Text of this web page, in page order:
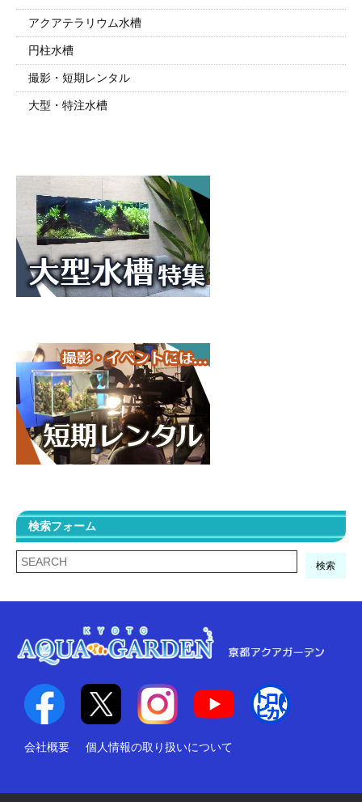
アクアテラリウム水槽
円柱水槽
撮影・短期レンタル
大型・特注水槽
検索フォーム
検索
会社概要 個人情報の取り扱いについて